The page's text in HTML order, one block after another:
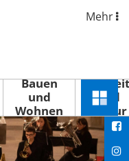
Mehr
Bauen
und
Wohnen
Freizeit
und
Kultur
Menü